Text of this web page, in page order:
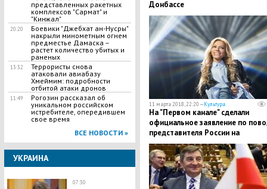
представленных ракетных
комплексов "Сармат" и
"Кинжал"
20:20
​Боевики "Джебхат ан-Нусры"
накрыли минометным огнем
предместье Дамаска –
растет количество убитых и
раненых
13:32
Террористы снова
атаковали авиабазу
Хмеймим: подробности
отбитой атаки дронов
11:49
Рогозин рассказал об
уникальном российском
истребителе, опередившем
свое время
ВСЕ НОВОСТИ »
УКРАИНА
07:30
Донбассе
11 марта 2018, 22:20 —Культура
На "Первом канале" сделали
официальное заявление по
представителя России на
"Евровидении – 2018"